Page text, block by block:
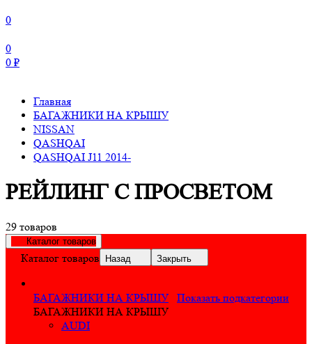
0
0
0 ₽
Главная
БАГАЖНИКИ НА КРЫШУ
NISSAN
QASHQAI
QASHQAI J11 2014-
РЕЙЛИНГ С ПРОСВЕТОМ
29 товаров
Каталог товаров
Каталог товаров Назад Закрыть
БАГАЖНИКИ НА КРЫШУ
Показать подкатегории
БАГАЖНИКИ НА КРЫШУ
AUDI